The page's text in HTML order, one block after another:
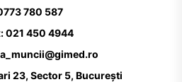
780 587
021 450 4944
23, Sector 5, București